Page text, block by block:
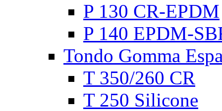
P 130 CR-EPDM
P 140 EPDM-
Tondo Gomma
T 350/260 CR
T 250 Silicone